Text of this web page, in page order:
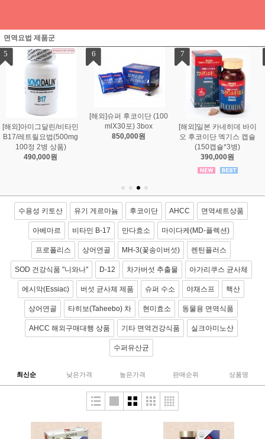
면역요법 제품군
[해외]일본 카네히데 바이
오 후코이단 엑기스 캡슐
(150캡슐*3병)
390,000원
[해외][만다효소]일본 만다
효소 금인 5년 숙성 145g
9
[해외][만다효소]일본 만다
효소 3년 숙성(145g 3병
상품)
480,000원
수용성 키토산 유기 게르마늄 후코이단 AHCC 면역세트상품
아베마르 비타민 B-17 만다효소 마이다케(MD-플렉션)
프로폴리스 상어연골 MH-3(꽃송이버섯) 렌틴플러스
SOD 건강식품 "니와나" D-12 차가버섯 추출물 아가리쿠스 균사체
에시악(Essiac) 버섯 균사체 제품 슈퍼 수소 야채스프 핵산
상어연골 타히보(Taheebo) 차 현미효소 동물용 면역식품
AHCC 해외구매대행 상품 기타 면역건강식품 실크아미노산
수퍼유산균
최신순 낮은가격 높은가격 판매순위 상품명